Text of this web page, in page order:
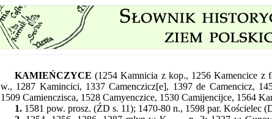
KAMIEŃCZYCE (1254 Kamnicia z kop., 1256 Kamencice
w., 1287 Kamincici, 1337 Camenczicz[e], 1397 de Camencicz,
1509 Camienczisca, 1528 Camyenczice, 1530 Camijencijce, 1564
1. 1581 pow. prosz. (ŹD s. 11); 1470-80 n., 1598 par. Kościelec